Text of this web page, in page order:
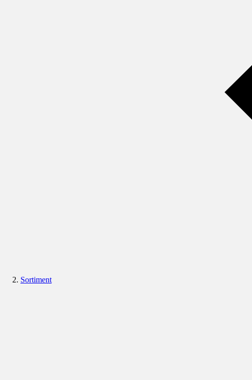
Sortiment